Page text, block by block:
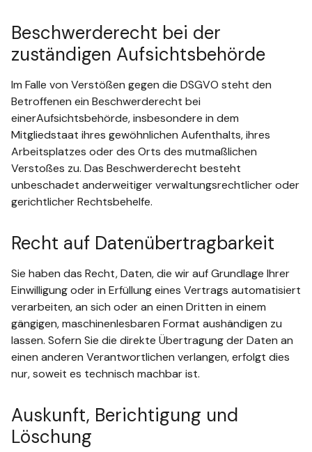
Beschwerderecht bei der
zuständigen Aufsichtsbehörde
Im Falle von Verstößen gegen die DSGVO steht den
Betroffenen ein Beschwerderecht bei
einerAufsichtsbehörde, insbesondere in dem
Mitgliedstaat ihres gewöhnlichen Aufenthalts, ihres
Arbeitsplatzes oder des Orts des mutmaßlichen
Verstoßes zu. Das Beschwerderecht besteht
unbeschadet anderweitiger verwaltungsrechtlicher oder
gerichtlicher Rechtsbehelfe.
Recht auf Datenübertragbarkeit
Sie haben das Recht, Daten, die wir auf Grundlage Ihrer
Einwilligung oder in Erfüllung eines Vertrags automatisiert
verarbeiten, an sich oder an einen Dritten in einem
gängigen, maschinenlesbaren Format aushändigen zu
lassen. Sofern Sie die direkte Übertragung der Daten an
einen anderen Verantwortlichen verlangen, erfolgt dies
nur, soweit es technisch machbar ist.
Auskunft, Berichtigung und
Löschung